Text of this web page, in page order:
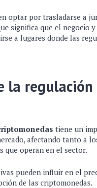
optar por trasladarse a
significa que el negocio
a lugares donde las
la
tiene un
afectando tanto a
que operan en el sector.
pueden influir en el
de las criptomonedas.